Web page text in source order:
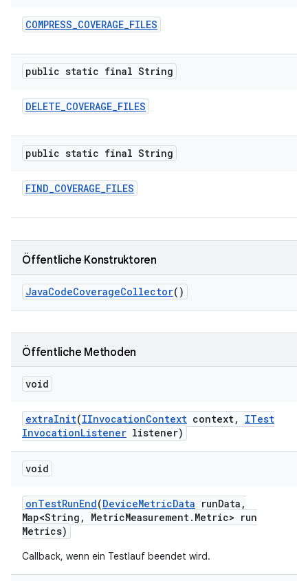
COMPRESS_COVERAGE_FILES
public static final String
DELETE_COVERAGE_FILES
public static final String
FIND_COVERAGE_FILES
Öffentliche Konstruktoren
JavaCodeCoverageCollector()
Öffentliche Methoden
void
extraInit(IInvocationContext context,
ITest
InvocationListener listener)
void
onTestRunEnd(DeviceMetricData runData ,
Map<String , MetricMeasurement. Metric> run
Metrics)
Callback, wenn ein Testlauf beendet wird.